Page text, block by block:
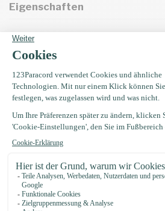
Eigenschaften
Oft zusammen gekauft mit
Paracord nadel 7,7CM
Auf Lager
Buckle 20MM Kunststoff
EM Keramik 50 gramm (35